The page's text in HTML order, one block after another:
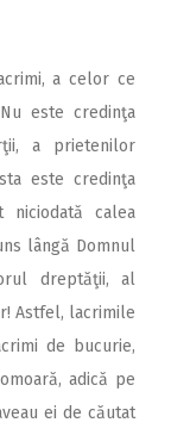
a celor ce
este credinţa
a prietenilor
este credinţa
calea
lângă Domnul
dreptăţii, al
Astfel, lacrimile
de bucurie,
adică pe
ei de căutat